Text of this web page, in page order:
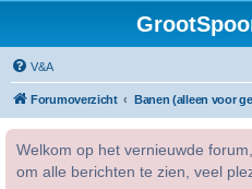
V&A
Forumoverzicht Banen (alleen voor
Welkom op het vernieuwde
om alle berichten te zien, veel